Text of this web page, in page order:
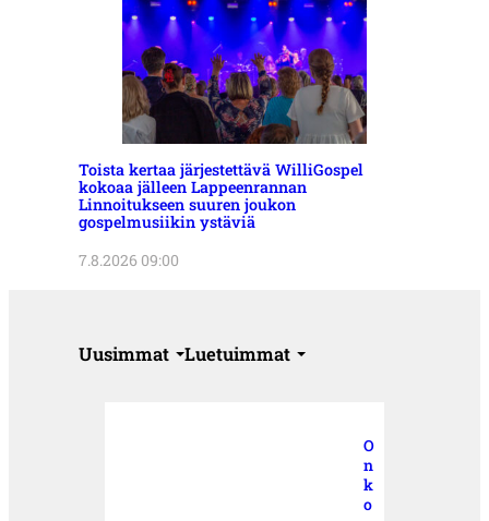
Toista kertaa järjestettävä WilliGospel
kokoaa jälleen Lappeenrannan
Linnoitukseen suuren joukon
gospelmusiikin ystäviä
7.8.2026 09:00
Uusimmat Luetuimmat
O
n
k
o